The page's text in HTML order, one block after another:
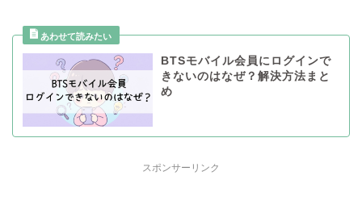
BTSモバイル会員にログインで
きないのはなぜ？解決方法まと
め
スポンサーリンク